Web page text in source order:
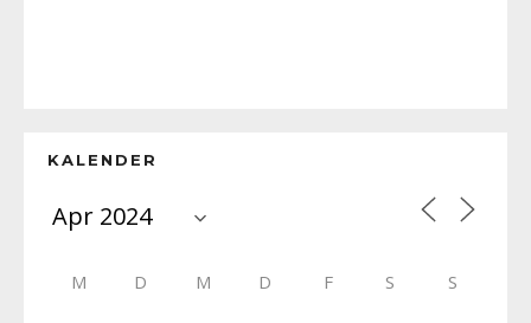
KALENDER
M D M D F S S